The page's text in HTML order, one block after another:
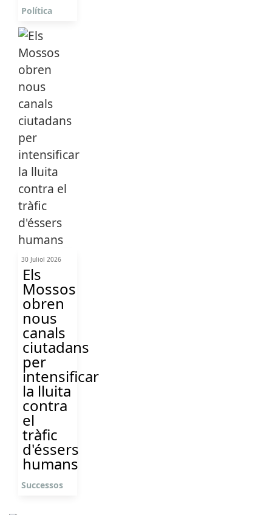
Política
30 Juliol 2026
Els
Mossos
obren
nous
canals
ciutadans
per
intensificar
la lluita
contra
el
tràfic
d'éssers
humans
Successos